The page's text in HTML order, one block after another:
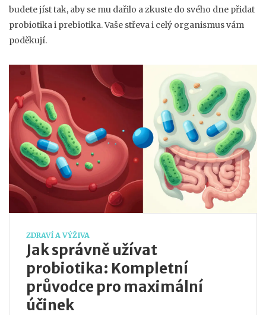
budete jíst tak, aby se mu dařilo a zkuste do svého dne přidat
probiotika i prebiotika. Vaše střeva i celý organismus vám
poděkují.
ZDRAVÍ A VÝŽIVA
Jak správně užívat
probiotika: Kompletní
průvodce pro maximální
účinek